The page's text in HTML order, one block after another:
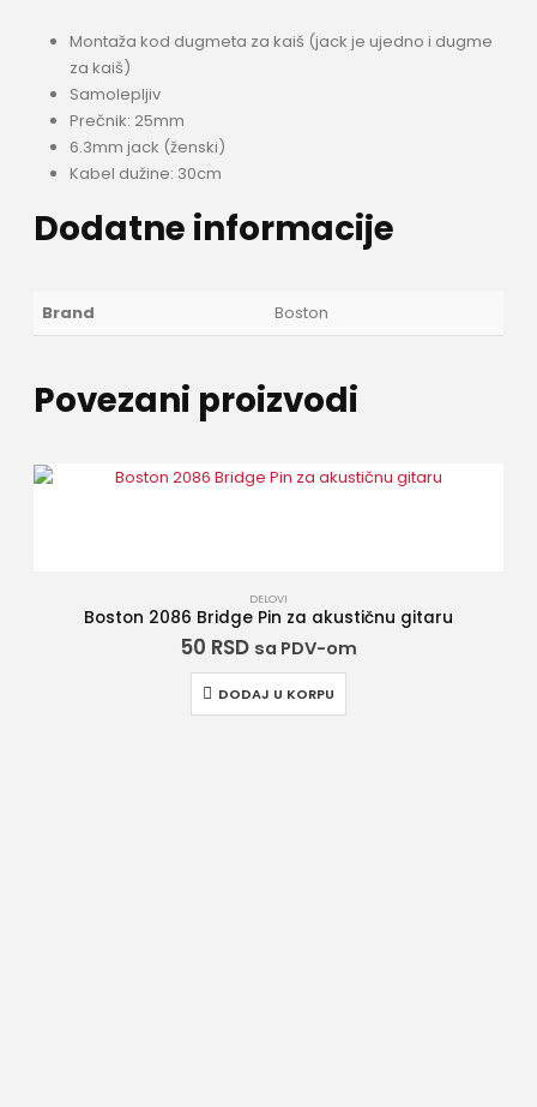
Montaža kod dugmeta za kaiš (jack je ujedno i dugme
za kaiš)
Samolepljiv
Prečnik: 25mm
6.3mm jack (ženski)
Kabel dužine: 30cm
Dodatne informacije
Brand Boston
Povezani proizvodi
DELOVI
Boston 2086 Bridge Pin za akustičnu gitaru
50 RSD sa PDV-om
DODAJ U KORPU